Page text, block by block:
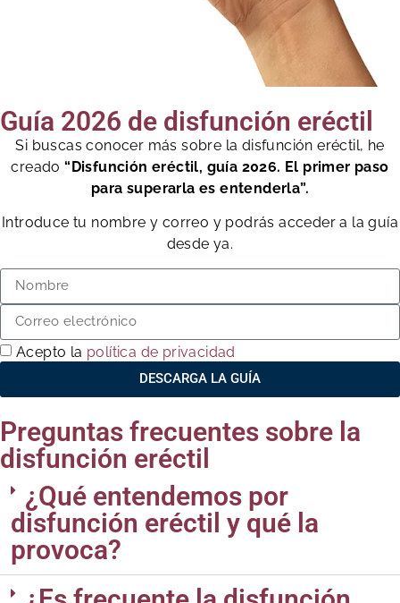
Guía 2026 de disfunción eréctil
Si buscas conocer más sobre la disfunción eréctil, he
creado“Disfunción eréctil, guía 2026. El primer paso
para superarla es entenderla”.
Introduce tu nombre y correo y podrás acceder a la guía
desde ya.
Acepto la política de privacidad
DESCARGA LA GUÍA
Preguntas frecuentes sobre la
disfunción eréctil
¿Qué entendemos por
disfunción eréctil y qué la
provoca?